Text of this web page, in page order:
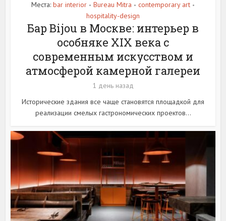
Места: bar interior • Bureau Mitra • contemporary art •
hospitality-design
Бар Bijou в Москве: интерьер в
особняке XIX века с
современным искусством и
атмосферой камерной галереи
1 день назад
Исторические здания все чаще становятся площадкой для
реализации смелых гастрономических проектов...